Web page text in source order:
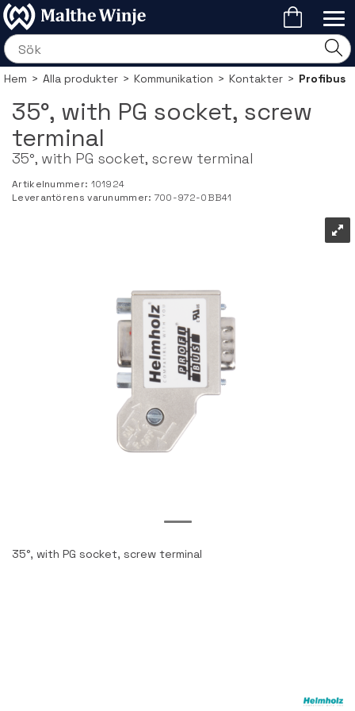
Hem>Alla produkter>Kommunikation>Kontakter>Profibus
35°, with PG socket, screw
terminal
35°, with PG socket, screw terminal
Artikelnummer: 101924
Leverantörens varunummer: 700-972-0BB41
35°, with PG socket, screw terminal